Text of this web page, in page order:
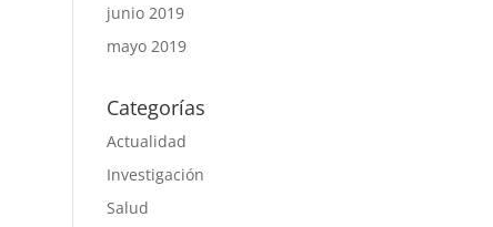
junio 2019
mayo 2019
Categorías
Actualidad
Investigación
Salud